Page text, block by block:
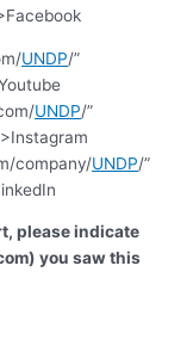
UNDP/”
UNDP/”
company/UNDP/”
please indicate
you saw this